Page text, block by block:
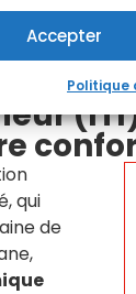
Accepter
Politique
qui
de